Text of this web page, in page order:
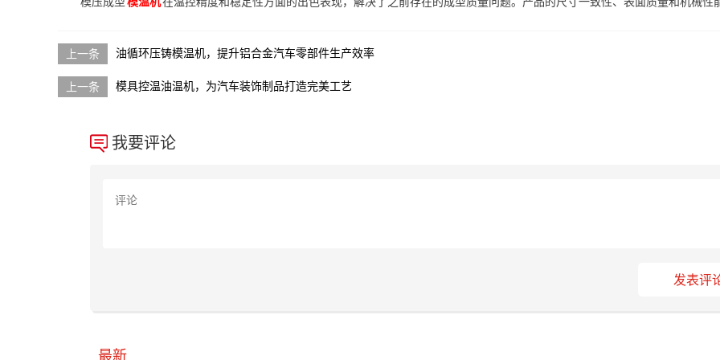
油循环压铸模温机，提升铝合金汽车零部件生产效率
模具控温油温机，为汽车装饰制品打造完美工艺
我要评论
发表评
最新